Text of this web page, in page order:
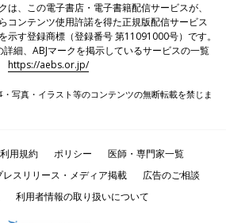
は、この電子書店・電子書籍配信サービスが、
コンテンツ使用許諾を得た正規版配信サービス
示す登録商標（登録番号 第11091000号）です。
詳細、ABJマークを掲示しているサービスの一覧
https://aebs.or.jp/
写真・イラスト等のコンテンツの無断転載を禁じま
利用規約 ポリシー
医師・専門家一覧
レスリリース・メディア掲載
広告のご相談
利用者情報の取り扱いについて